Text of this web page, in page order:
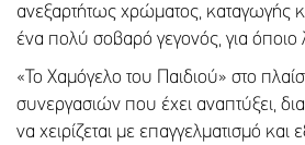
ανεξαρτήτως χρώματος, καταγωγής
ένα πολύ σοβαρό γεγονός, για όποιο
«Το Χαμόγελο του Παιδιού» στο
συνεργασιών που έχει αναπτύξει,
να χειρίζεται με επαγγελματισμό και